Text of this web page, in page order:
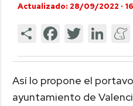
Actualizado: 28/09/2022 ·
Así lo propone el
ayuntamiento de